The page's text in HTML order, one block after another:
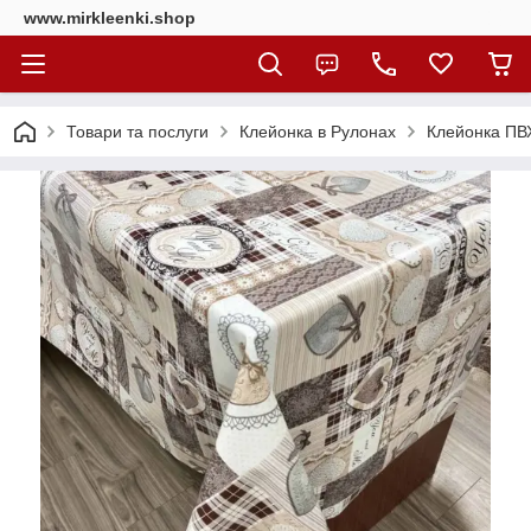
www.mirkleenki.shop
Товари та послуги Клейонка в Рулонах Клейонка